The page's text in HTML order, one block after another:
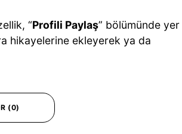
“Profili Paylaş” bölümünde yer
hikayelerine ekleyerek ya da
(0)